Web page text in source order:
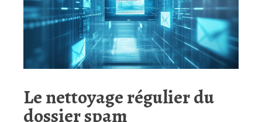
Le nettoyage régulier du
dossier spam